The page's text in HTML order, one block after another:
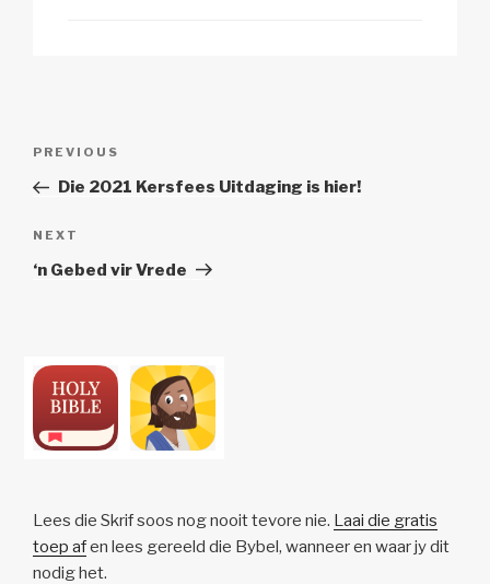
Previous
Post
PREVIOUS
Die 2021 Kersfees Uitdaging is hier!
Next
Post
NEXT
‘n Gebed vir Vrede
Lees die Skrif soos nog nooit tevore nie. Laai die gratis
toep afen lees gereeld die Bybel, wanneer en waar jy dit
nodig het.